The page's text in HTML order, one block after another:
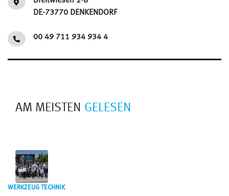
DE-73770 DENKENDORF
00 49 711 934 934 4
AM MEISTEN GELESEN
WERKZEUG TECHNIK